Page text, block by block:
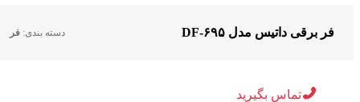
فر برقی داتیس مدل DF-۶۹۵ دسته بندی:فر
تماس بگیرید